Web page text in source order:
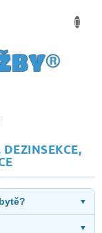
▼
▼